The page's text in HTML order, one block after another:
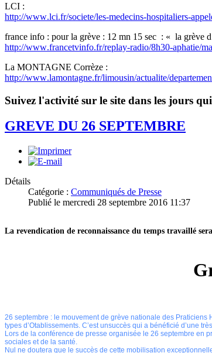
LCI :
http://www.lci.fr/societe/les-medecins-hospitaliers-
france info : pour la grève : 12 mn 15 sec : « la grève
http://www.francetvinfo.fr/replay-radio/8h30-aphatie/
La MONTAGNE Corrèze :
http://www.lamontagne.fr/limousin/actualite/
Suivez l'activité sur le site dans les jours
GREVE DU 26 SEPTEMBRE
Détails
Catégorie : Communiqués de Presse
Publié le mercredi 28 septembre 2016 11:37
La revendication de reconnaissance du temps travaillé
26 septembre : le mouvement de grève nationale des
types d’Оtablissements. C’est unsuccès qui a bénéficié d’une
Lors de la conférence de presse organisée le 26 septembre en
sociales et de la santé.
Nul ne doutera que le succès de cette mobilisation